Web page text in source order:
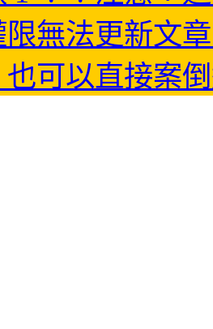
限無法更新文
可以直接案